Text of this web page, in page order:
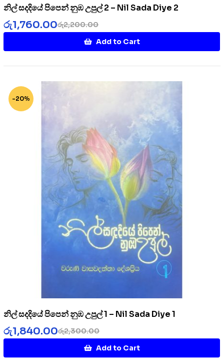
නිල් සදදියේ පිපෙන් නුඹ උපුල් 2 – Nil Sada Diye 2
රු2,200.00
රු1,760.00
Add to Cart
-20%
නිල් සදදියේ පිපෙන් නුඹ උපුල් 1 – Nil Sada Diye 1
රු2,300.00
රු1,840.00
Add to Cart